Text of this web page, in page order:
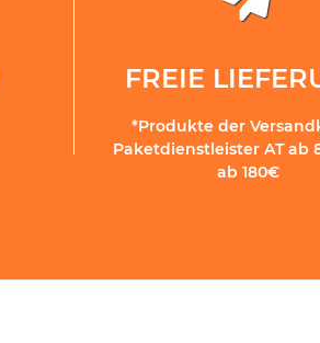
FREIE
*Produkte der
Paketdienstleister AT ab
ab 180€